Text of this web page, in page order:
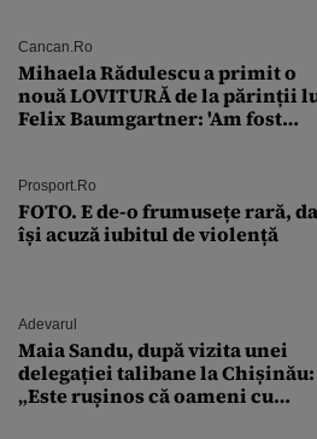
Cancan.ro
Mihaela Rădulescu a primit o
nouă LOVITURĂ de la părinții
Felix Baumgartner: 'Am fost
Prosport.ro
FOTO. E de-o frumusețe rară,
își acuză iubitul de violență
Adevarul
Maia Sandu, după vizita unei
delegației talibane la Chișinău:
„Este rușinos că oameni cu